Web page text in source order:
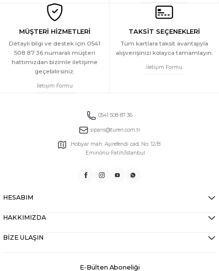
MÜŞTERİ HİZMETLERİ
Detaylı bilgi ve destek için 0541
508 87 36 numaralı müşteri
hattımızdan bizimle iletişime
geçebilirsiniz.
İletişim Formu
TAKSİT SEÇENEKLERİ
Tüm kartlara taksit avantajıyla
alışverişinizi kolayca tamamlayın.
İletişim Formu
0541 508 87 36
siparis@turen.com.tr
Hobyar mah. Aşirefendi cad. No: 12/B
Eminönü-Fatih/İstanbul
HESABIM
HAKKIMIZDA
BİZE ULAŞIN
E-Bülten Aboneliği